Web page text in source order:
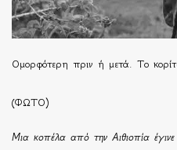
Ομορφότερη πριν ή μετά. Το
(ΦΩΤΟ)
Μια κοπέλα από την Αιθιοπία